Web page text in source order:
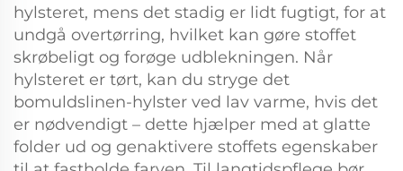
hylsteret, mens det stadig er lidt fugtigt, for at
undgå overtørring, hvilket kan gøre stoffet
skrøbeligt og forøge udblekningen. Når
hylsteret er tørt, kan du stryge det
bomuldslinen-hylster ved lav varme, hvis det
er nødvendigt – dette hjælper med at glatte
folder ud og genaktivere stoffets egenskaber